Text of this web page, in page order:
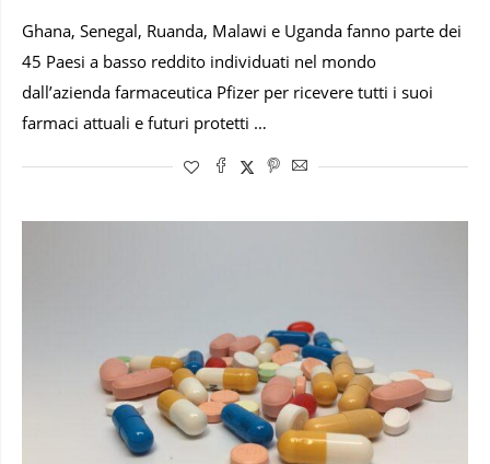
Ghana, Senegal, Ruanda, Malawi e Uganda fanno parte dei
45 Paesi a basso reddito individuati nel mondo
dall’azienda farmaceutica Pfizer per ricevere tutti i suoi
farmaci attuali e futuri protetti …